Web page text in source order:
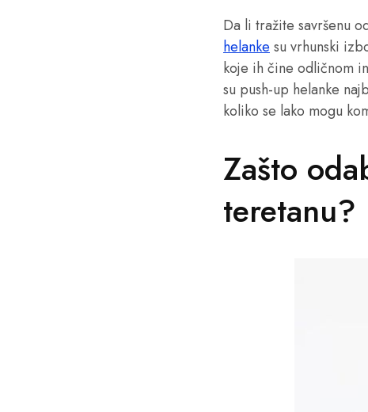
Da li tražite savršenu
helanke su vrhunski
koje ih čine odličnom
su push-up helanke
koliko se lako mogu
Zašto
teretanu?